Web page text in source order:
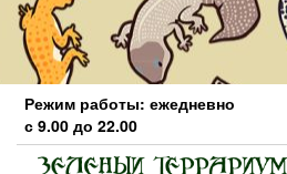
Skip
the
content
Режим работы: ежедневно
с 9.00 до 22.00